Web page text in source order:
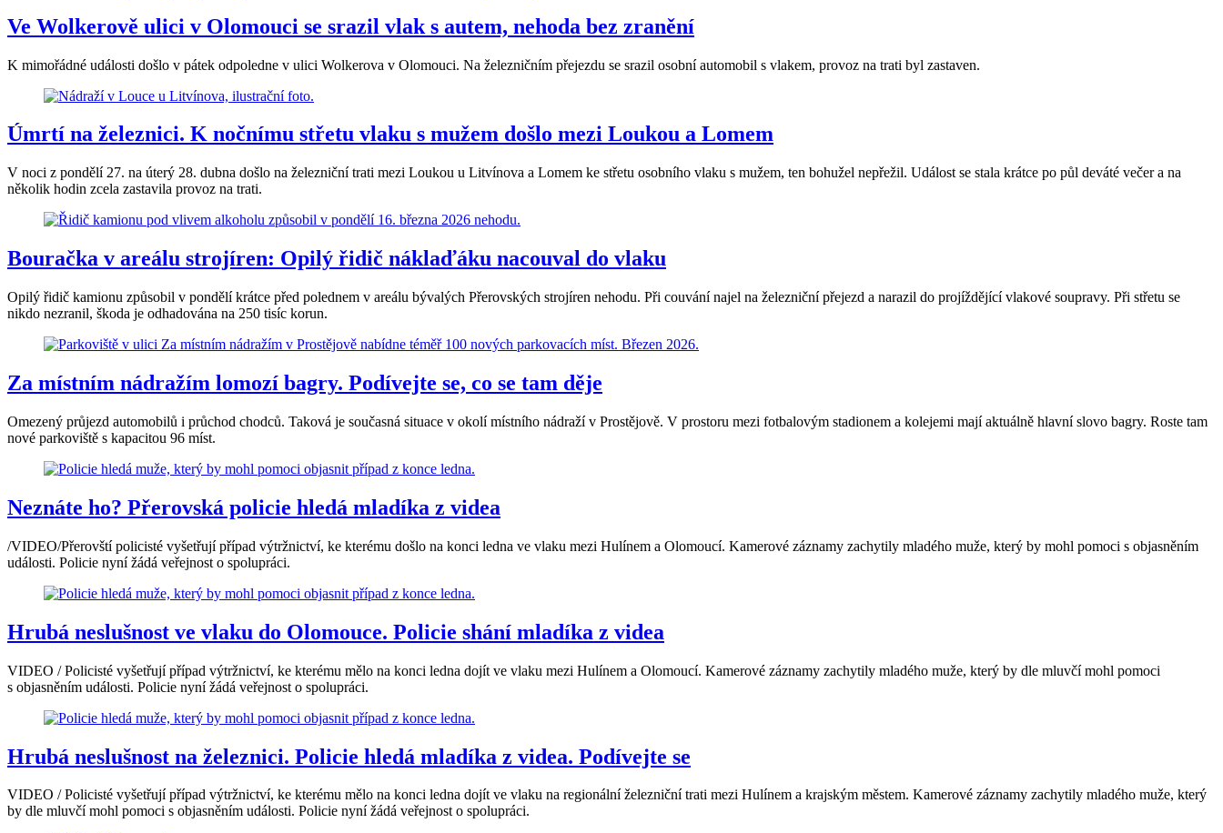
Ve Wolkerově ulici v Olomouci se srazil vlak s autem, nehoda bez zranění
K mimořádné události došlo v pátek odpoledne v ulici Wolkerova v Olomouci. Na železničním přejezdu se srazil osobní automobil s vlakem, provoz na trati byl zastaven.
Úmrtí na železnici. K nočnímu střetu vlaku s mužem došlo mezi Loukou a Lomem
V noci z pondělí 27. na úterý 28. dubna došlo na železniční trati mezi Loukou u Litvínova a Lomem ke střetu osobního vlaku s mužem, ten bohužel nepřežil. Událost se stala krátce po půl deváté večer a na
několik hodin zcela zastavila provoz na trati.
Bouračka v areálu strojíren: Opilý řidič náklaďáku nacouval do vlaku
Opilý řidič kamionu způsobil v pondělí krátce před polednem v areálu bývalých Přerovských strojíren nehodu. Při couvání najel na železniční přejezd a narazil do projíždějící vlakové soupravy. Při střetu se
nikdo nezranil, škoda je odhadována na 250 tisíc korun.
Za místním nádražím lomozí bagry. Podívejte se, co se tam děje
Omezený průjezd automobilů i průchod chodců. Taková je současná situace v okolí místního nádraží v Prostějově. V prostoru mezi fotbalovým stadionem a kolejemi mají aktuálně hlavní slovo bagry. Roste tam
nové parkoviště s kapacitou 96 míst.
Neznáte ho? Přerovská policie hledá mladíka z videa
/VIDEO/Přerovští policisté vyšetřují případ výtržnictví, ke kterému došlo na konci ledna ve vlaku mezi Hulínem a Olomoucí. Kamerové záznamy zachytily mladého muže, který by mohl pomoci s objasněním
události. Policie nyní žádá veřejnost o spolupráci.
Hrubá neslušnost ve vlaku do Olomouce. Policie shání mladíka z videa
VIDEO / Policisté vyšetřují případ výtržnictví, ke kterému mělo na konci ledna dojít ve vlaku mezi Hulínem a Olomoucí. Kamerové záznamy zachytily mladého muže, který by dle mluvčí mohl pomoci
s objasněním události. Policie nyní žádá veřejnost o spolupráci.
Hrubá neslušnost na železnici. Policie hledá mladíka z videa. Podívejte se
VIDEO / Policisté vyšetřují případ výtržnictví, ke kterému mělo na konci ledna dojít ve vlaku na regionální železniční trati mezi Hulínem a krajským městem. Kamerové záznamy zachytily mladého muže, který
by dle mluvčí mohl pomoci s objasněním události. Policie nyní žádá veřejnost o spolupráci.